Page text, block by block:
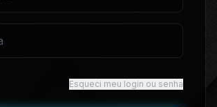
Esqueci meu login ou senha